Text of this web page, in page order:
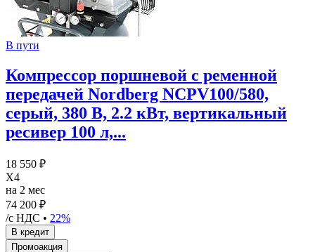
В пути
Компрессор поршневой с ременной
передачей Nordberg NCPV100/580,
серый, 380 В, 2.2 кВт, вертикальный
ресивер 100 л,...
18 550 ₽
X4
на 2 мес
74 200 ₽
/с НДС • 22%